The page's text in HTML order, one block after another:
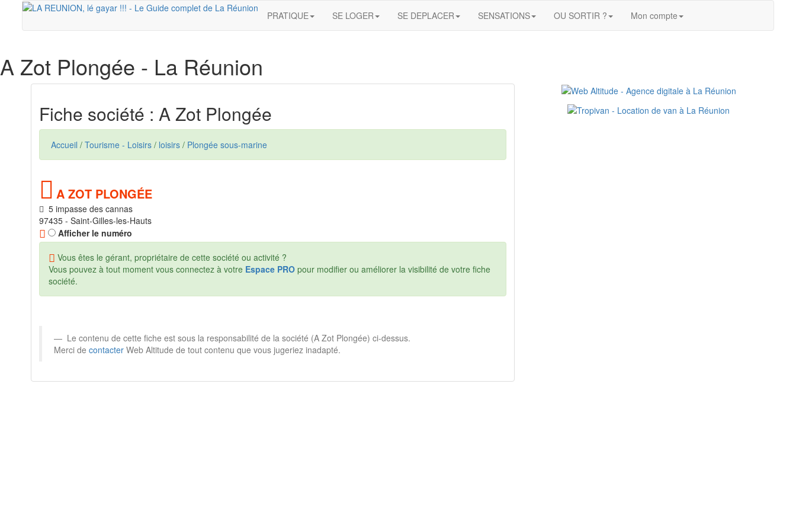
PRATIQUE SE LOGER SE DEPLACER SENSATIONS OU SORTIR ? Mon compte
A Zot Plongée - La Réunion
Fiche société : A Zot Plongée
Accueil / Tourisme - Loisirs / loisirs / Plongée sous-marine
A ZOT PLONGÉE
5 impasse des cannas
97435 - Saint-Gilles-les-Hauts
Afficher le numéro
Vous êtes le gérant, propriétaire de cette société ou activité ?
Vous pouvez à tout moment vous connectez à votre Espace PRO pour modifier ou améliorer la visibilité de votre fiche
société.
Le contenu de cette fiche est sous la responsabilité de la société (A Zot Plongée) ci-dessus.
Merci de contacter Web Altitude de tout contenu que vous jugeriez inadapté.